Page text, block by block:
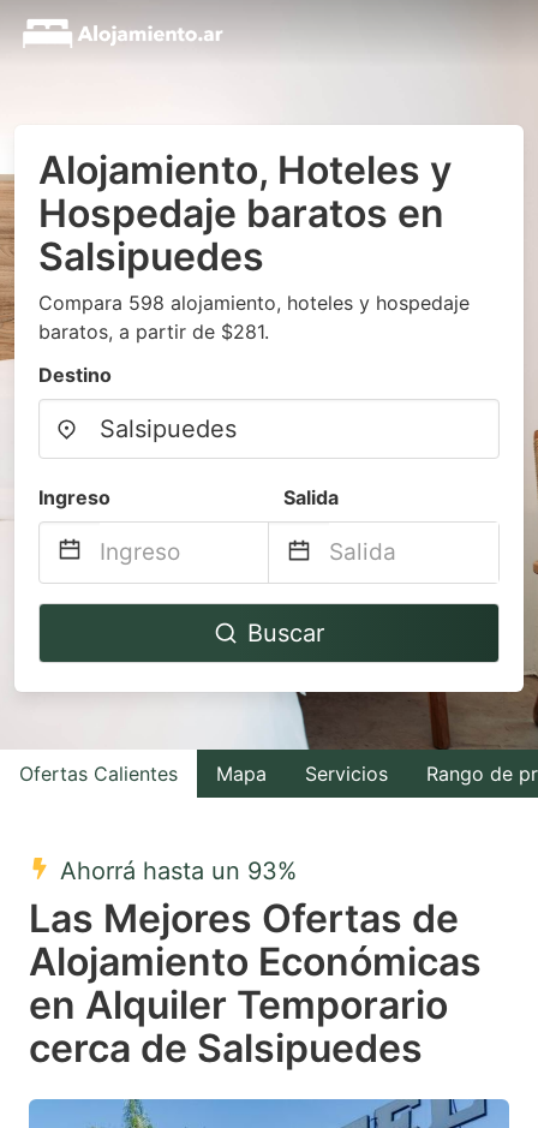
Alojamiento, Hoteles y
Hospedaje baratos en
Salsipuedes
Compara 598 alojamiento, hoteles y hospedaje
baratos, a partir de $281.
Destino
Ingreso Salida
Navigate
to
with
the
select
a
date.
Press
question
mark
Navigate
to
interact
with
the
a
date.
Press
question
mark
Buscar
Ofertas Calientes Mapa Servicios Rango de
Ahorrá hasta un 93%
Las Mejores Ofertas de
Alojamiento Económicas
en Alquiler Temporario
cerca de Salsipuedes